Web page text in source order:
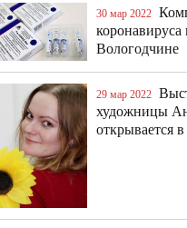
30 мар 2022
коронавируса
Вологодчине
29 мар 2022
художницы
открывается